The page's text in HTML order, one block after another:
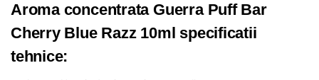
Aroma concentrata Guerra Puff Bar
Cherry Blue Razz 10ml specificatii
tehnice: